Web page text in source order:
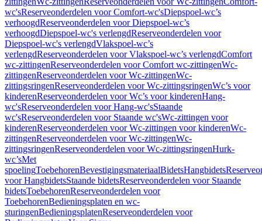
wc'sReserveonderdelen voor Comfort-wc'sDiepspoel-wc’s
verhoogdReserveonderdelen voor Diepspoel-wc’s
verhoogdDiepspoel-wc's verlengdReserveonderdelen voor
Diepspoel-wc's verlengdVlakspoel-wc’s
verlengdReserveonderdelen voor Vlakspoel-wc’s verlengdComfort
wc-zittingenReserveonderdelen voor Comfort wc-zittingenWc-
zittingenReserveonderdelen voor Wc-zittingenWc-
zittingsringenReserveonderdelen voor Wc-zittingsringenWc’s voor
kinderenReserveonderdelen voor Wc’s voor kinderenHang-
wc'sReserveonderdelen voor Hang-wc'sStaande
wc'sReserveonderdelen voor Staande wc'sWc-zittingen voor
kinderenReserveonderdelen voor Wc-zittingen voor kinderenWc-
zittingenReserveonderdelen voor Wc-zittingenWc-
zittingsringenReserveonderdelen voor Wc-zittingsringenHurk-
wc’sMet
spoelingToebehorenBevestigingsmateriaalBidetsHangbidets
voor HangbidetsStaande bidetsReserveonderdelen voor Staande
bidetsToebehorenReserveonderdelen voor
ToebehorenBedieningsplaten en wc-
sturingenBedieningsplatenReserveonderdelen voor